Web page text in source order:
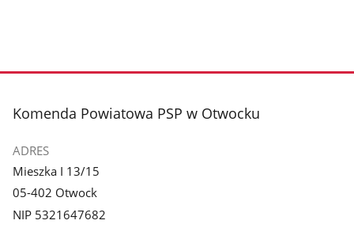
stopka
Komenda Powiatowa PSP w Otwocku
ADRES
Mieszka I 13/15
05-402 Otwock
NIP 5321647682